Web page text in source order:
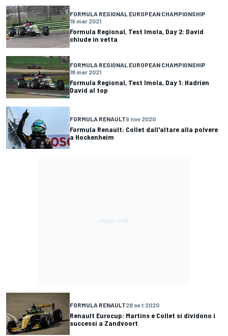
FORMULA REGIONAL EUROPEAN CHAMPIONSHIP
19 mar 2021
Formula Regional, Test Imola, Day 2: David
chiude in vetta
FORMULA REGIONAL EUROPEAN CHAMPIONSHIP
18 mar 2021
Formula Regional, Test Imola, Day 1: Hadrien
David al top
FORMULA RENAULT9 nov 2020
Formula Renault: Collet dall'altare alla polvere
a Hockenheim
FORMULA RENAULT28 set 2020
Renault Eurocup: Martins e Collet si dividono i
successi a Zandvoort